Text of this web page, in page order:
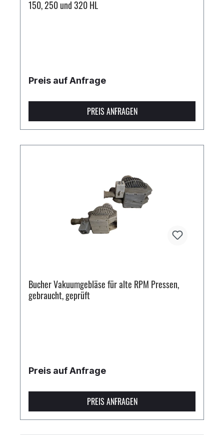
150, 250 und 320 HL
Preis auf Anfrage
PREIS ANFRAGEN
Bucher Vakuumgebläse für alte RPM Pressen,
gebraucht, geprüft
Preis auf Anfrage
PREIS ANFRAGEN